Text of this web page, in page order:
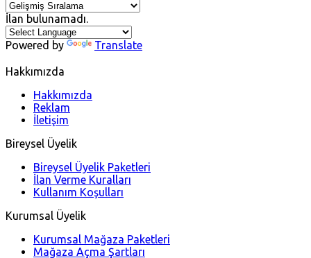
İlan bulunamadı.
Powered by Translate
Hakkımızda
Hakkımızda
Reklam
İletişim
Bireysel Üyelik
Bireysel Üyelik Paketleri
İlan Verme Kuralları
Kullanım Koşulları
Kurumsal Üyelik
Kurumsal Mağaza Paketleri
Mağaza Açma Şartları